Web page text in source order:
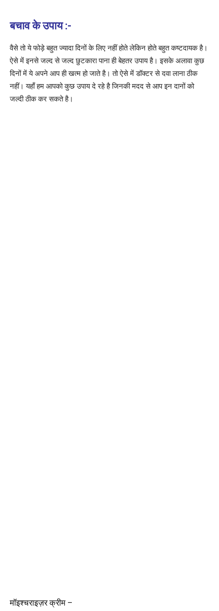
बचाव के उपाय :-
वैसे तो ये फोड़े बहुत ज्यादा दिनों के लिए नहीं होते लेकिन होते बहुत कष्टदायक है।
ऐसे में इनसे जल्द से जल्द छुटकारा पाना ही बेहतर उपाय है। इसके अलावा कुछ
दिनों में ये अपने आप ही खत्म हो जाते है। तो ऐसे में डॉक्टर से दवा लाना ठीक
नहीं। यहाँ हम आपको कुछ उपाय दे रहे है जिनकी मदद से आप इन दानों को
जल्दी ठीक कर सकते है।
मॉइश्चराइज़र क्रीम –